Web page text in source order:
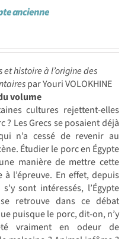
ancienne
et histoire à l’origine des
par Youri VOLOKHINE
volume
cultures rejettent-elles
? Les Grecs se posaient déjà
n’a cessé de revenir au
Étudier le porc en Égypte
manière de mettre cette
l’épreuve. En effet, depuis
sont intéressés, l’Égypte
retrouve dans ce débat
puisque le porc, dit-on, n’y
vraiment en odeur de